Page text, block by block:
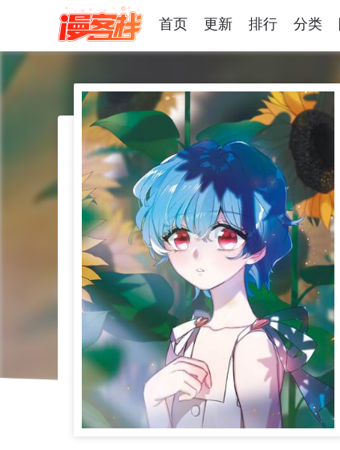
首页 更新 排行 分类